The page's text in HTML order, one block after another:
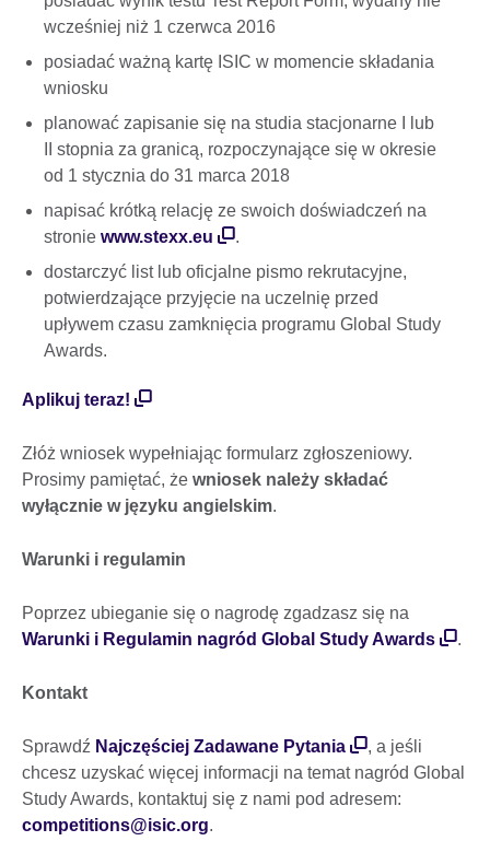
wcześniej niż 1 czerwca 2016
posiadać ważną kartę ISIC w momencie składania
wniosku
planować zapisanie się na studia stacjonarne I lub
II stopnia za granicą, rozpoczynające się w okresie
od 1 stycznia do 31 marca 2018
napisać krótką relację ze swoich doświadczeń na
stronie www.stexx.eu
.
dostarczyć list lub oficjalne pismo rekrutacyjne,
potwierdzające przyjęcie na uczelnię przed
upływem czasu zamknięcia programu Global Study
Awards.
Aplikuj teraz!
Złóż wniosek wypełniając formularz zgłoszeniowy.
Prosimy pamiętać, że wniosek należy składać
wyłącznie w języku angielskim.
Warunki i regulamin
Poprzez ubieganie się o nagrodę zgadzasz się na
Warunki i Regulamin nagród Global Study Awards
.
Kontakt
Sprawdź Najczęściej Zadawane Pytania
, a jeśli
chcesz uzyskać więcej informacji na temat nagród Global
Study Awards, kontaktuj się z nami pod adresem:
competitions@isic.org.